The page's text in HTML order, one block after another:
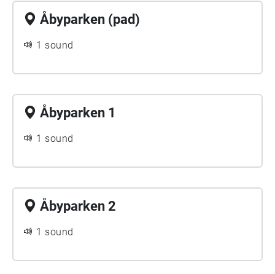
Åbyparken (pad)
1 sound
Åbyparken 1
1 sound
Åbyparken 2
1 sound